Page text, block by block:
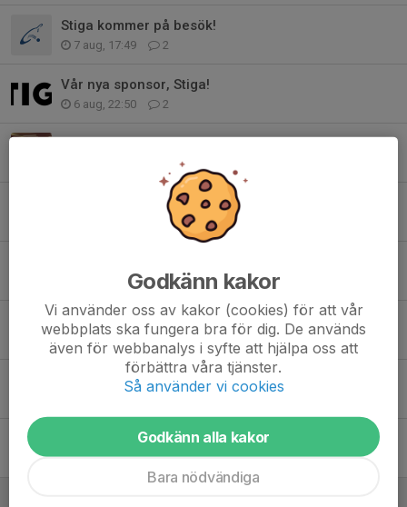
Stiga kommer på besök!
7 aug, 17:49 2
Vår nya sponsor, Stiga!
6 aug, 22:50 2
Bilder från avslutning och prisutdelning KM.
1
13 maj, 21:50 0
Avslutning 19e maj
30 apr, 15:11 0
Info om träningarna
Resultat klubbmästerskapet 2026
19 apr, 17:42 1
Godkänn kakor
Vi använder oss av kakor (cookies) för att vår
webbplats ska fungera bra för dig. De används
även för webbanalys i syfte att hjälpa oss att
förbättra våra tjänster.
Så använder vi cookies
Godkänn alla kakor
Bara nödvändiga